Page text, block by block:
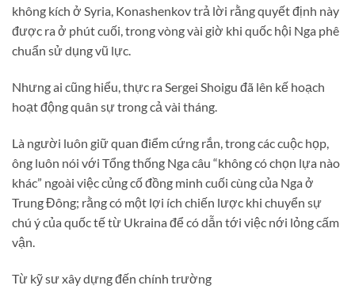
không kích ở Syria, Konashenkov trả lời rằng quyết định này
được ra ở phút cuối, trong vòng vài giờ khi quốc hội Nga phê
chuẩn sử dụng vũ lực.
Nhưng ai cũng hiểu, thực ra Sergei Shoigu đã lên kế hoạch
hoạt động quân sự trong cả vài tháng.
Là người luôn giữ quan điểm cứng rắn, trong các cuộc họp,
ông luôn nói với Tổng thống Nga câu “không có chọn lựa nào
khác” ngoài việc củng cố đồng minh cuối cùng của Nga ở
Trung Đông; rằng có một lợi ích chiến lược khi chuyển sự
chú ý của quốc tế từ Ukraina để có dẫn tới việc nới lỏng cấm
vận.
Từ kỹ sư xây dựng đến chính trường